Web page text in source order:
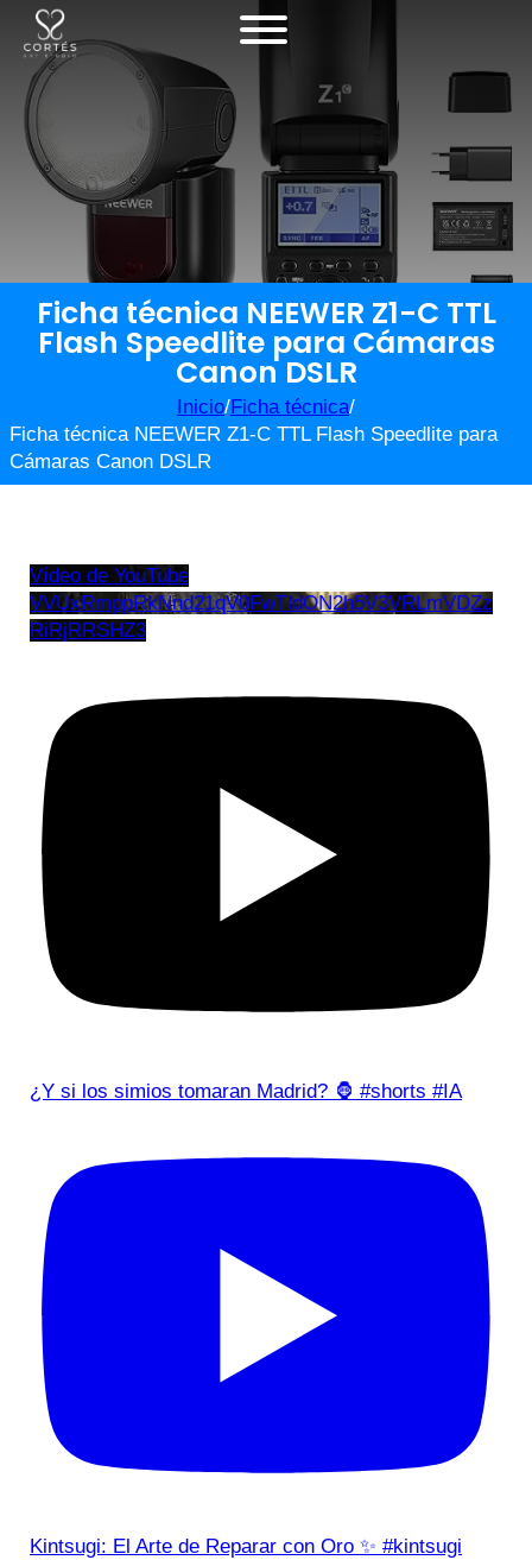
Ficha técnica NEEWER Z1-C TTL
Flash Speedlite para Cámaras
Canon DSLR
Inicio/Ficha técnica/
Ficha técnica NEEWER Z1-C TTL Flash Speedlite para
Cámaras Canon DSLR
Vídeo de YouTube
VVUxRmppRkNnd21qV0FwTldON2h5V3VRLmVDZz
RiRjRRSHZ3
¿Y si los simios tomaran Madrid? 🦍 #shorts #IA
Kintsugi: El Arte de Reparar con Oro ✨ #kintsugi